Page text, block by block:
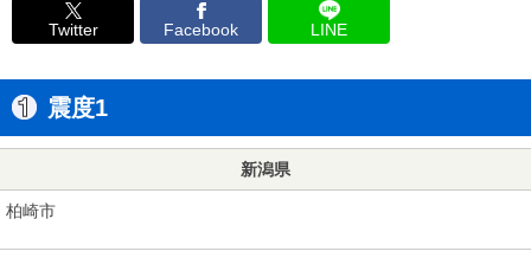
Twitter Facebook LINE
震度1
新潟県
柏崎市